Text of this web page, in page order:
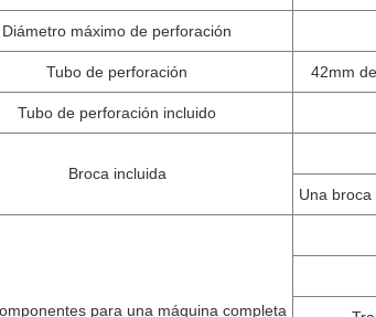
Diámetro máximo de perforación
Tubo de perforación 42mm
Tubo de perforación incluido
Broca incluida
Una
para una máquina completa